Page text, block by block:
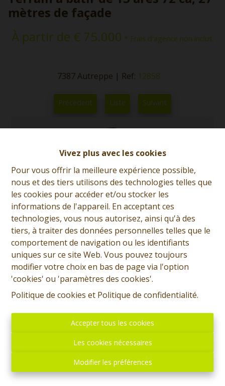
Vivez plus avec les cookies
Pour vous offrir la meilleure expérience possible,
nous et des tiers utilisons des technologies telles que
les cookies pour accéder et/ou stocker les
informations de l'appareil. En acceptant ces
technologies, vous nous autorisez, ainsi qu'à des
tiers, à traiter des données personnelles telles que le
comportement de navigation ou les identifiants
uniques sur ce site Web. Vous pouvez toujours
modifier votre choix en bas de page via l'option
'cookies' ou 'paramètres des cookies'.
Politique de cookies et Politique de confidentialité.
Accepter tous les cookies
Les cookies nécessaires
Modifier les préférences
mètres de façade
À partir de € 75.000 * Frais d'agence non inclus.
7387 Autreppe | Ref: 12858
Précédent Liste Suivant
Quentin Moreau
+32 (0)65 31 96 96
1372 m²